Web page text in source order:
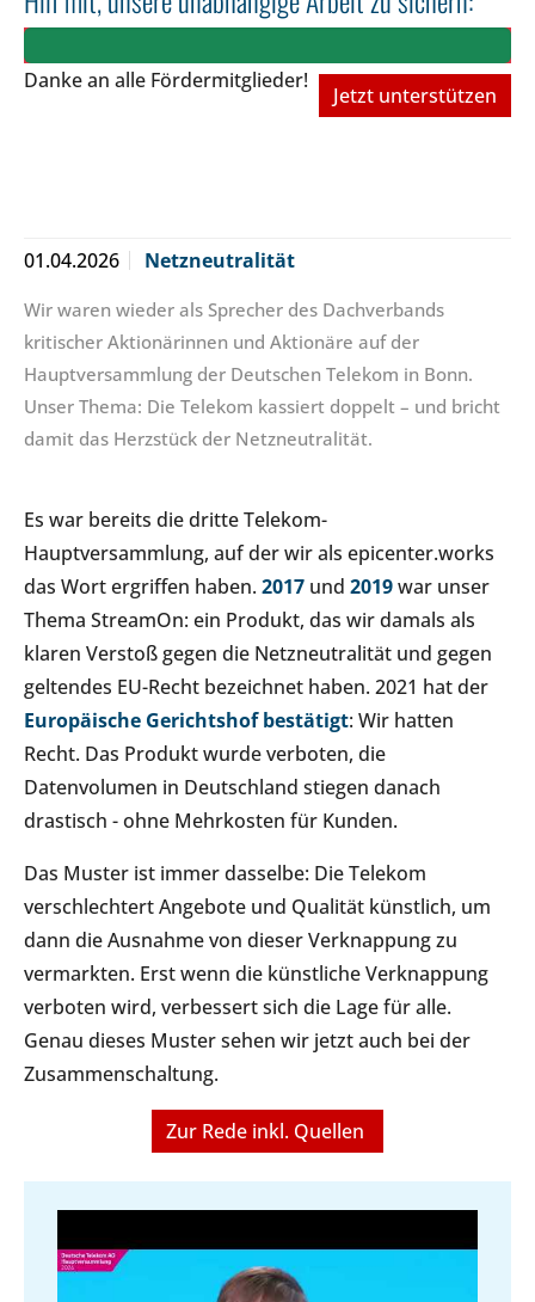
Danke an alle Fördermitglieder!
Jetzt unterstützen
01.04.2026 Netzneutralität
Wir waren wieder als Sprecher des Dachverbands
kritischer Aktionärinnen und Aktionäre auf der
Hauptversammlung der Deutschen Telekom in Bonn.
Unser Thema: Die Telekom kassiert doppelt – und bricht
damit das Herzstück der Netzneutralität.
Es war bereits die dritte Telekom-
Hauptversammlung, auf der wir als epicenter.works
das Wort ergriffen haben. 2017 und 2019war unser
Thema StreamOn: ein Produkt, das wir damals als
klaren Verstoß gegen die Netzneutralität und gegen
geltendes EU-Recht bezeichnet haben. 2021 hat der
Europäische Gerichtshof bestätigt: Wir hatten
Recht. Das Produkt wurde verboten, die
Datenvolumen in Deutschland stiegen danach
drastisch - ohne Mehrkosten für Kunden.
Das Muster ist immer dasselbe: Die Telekom
verschlechtert Angebote und Qualität künstlich, um
dann die Ausnahme von dieser Verknappung zu
vermarkten. Erst wenn die künstliche Verknappung
verboten wird, verbessert sich die Lage für alle.
Genau dieses Muster sehen wir jetzt auch bei der
Zusammenschaltung.
Zur Rede inkl. Quellen